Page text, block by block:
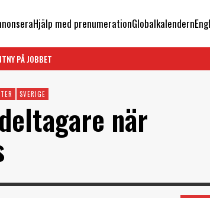
Hjälp med prenumerationGlobalkalendern
NY PÅ JOBBET
SVERIGE
när